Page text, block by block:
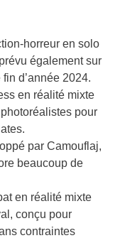
horreur en solo
également sur
d’année 2024.
en réalité mixte
pour
par Camouflaj,
beaucoup de
en réalité mixte
conçu pour
contraintes